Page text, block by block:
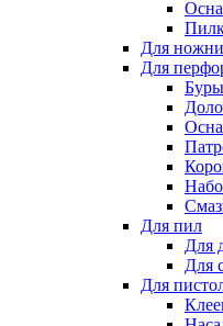
Для
Для
Буры
Для пил
Для
Для
Для